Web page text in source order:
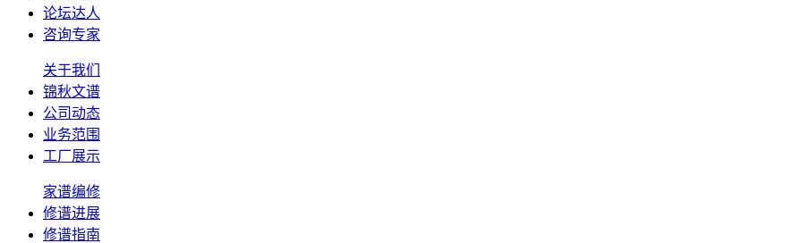
论坛达人
咨询专家
关于我们
锦秋文谱
公司动态
业务范围
工厂展示
家谱编修
修谱进展
修谱指南